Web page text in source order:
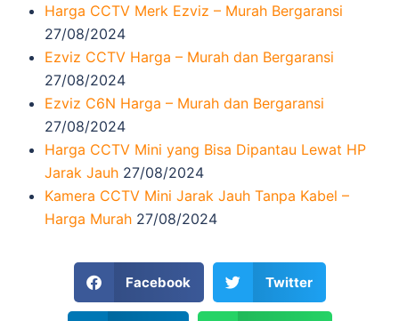
Harga CCTV Merk Ezviz – Murah Bergaransi
27/08/2024
Ezviz CCTV Harga – Murah dan Bergaransi
27/08/2024
Ezviz C6N Harga – Murah dan Bergaransi
27/08/2024
Harga CCTV Mini yang Bisa Dipantau Lewat HP
Jarak Jauh 27/08/2024
Kamera CCTV Mini Jarak Jauh Tanpa Kabel –
Harga Murah 27/08/2024
Facebook Twitter